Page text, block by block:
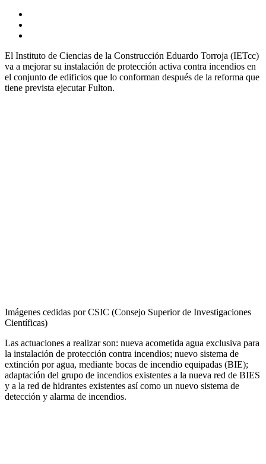
El Instituto de Ciencias de la Construcción Eduardo Torroja (IETcc)
va a mejorar su instalación de protección activa contra incendios en
el conjunto de edificios que lo conforman después de la reforma que
tiene prevista ejecutar Fulton.
Imágenes cedidas por CSIC (Consejo Superior de Investigaciones
Científicas)
Las actuaciones a realizar son: nueva acometida agua exclusiva para
la instalación de protección contra incendios; nuevo sistema de
extinción por agua, mediante bocas de incendio equipadas (BIE);
adaptación del grupo de incendios existentes a la nueva red de BIES
y a la red de hidrantes existentes así como un nuevo sistema de
detección y alarma de incendios.